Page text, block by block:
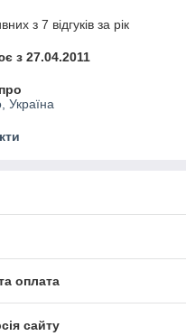
з 7 відгуків за рік
з 27.04.2011
Україна
оплата
сайту